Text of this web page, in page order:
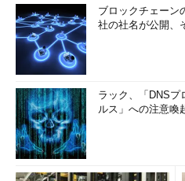
ブロックチェーン
社の社名が公開、
ラック、「DNSプ
ルス」への注意喚